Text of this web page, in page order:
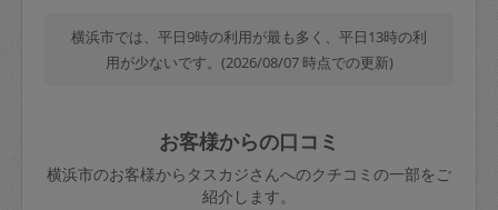
横浜市では、平日9時の利用が最も多く、平日13時の利
用が少ないです。(2026/08/07 時点での更新)
お客様からの口コミ
横浜市のお客様からタスカジさんへのクチコミの一部をご
紹介します。